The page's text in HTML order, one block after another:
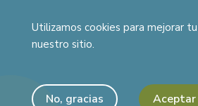
Vanjoy, Aspa Norge AS,
Utilizamos cookies para mejorar
nuestro sitio.
No, gracias Aceptar